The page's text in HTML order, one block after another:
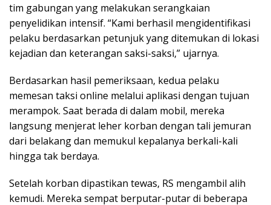
tim gabungan yang melakukan serangkaian
penyelidikan intensif. “Kami berhasil mengidentifikasi
pelaku berdasarkan petunjuk yang ditemukan di lokasi
kejadian dan keterangan saksi-saksi,” ujarnya.
Berdasarkan hasil pemeriksaan, kedua pelaku
memesan taksi online melalui aplikasi dengan tujuan
merampok. Saat berada di dalam mobil, mereka
langsung menjerat leher korban dengan tali jemuran
dari belakang dan memukul kepalanya berkali-kali
hingga tak berdaya.
Setelah korban dipastikan tewas, RS mengambil alih
kemudi. Mereka sempat berputar-putar di beberapa